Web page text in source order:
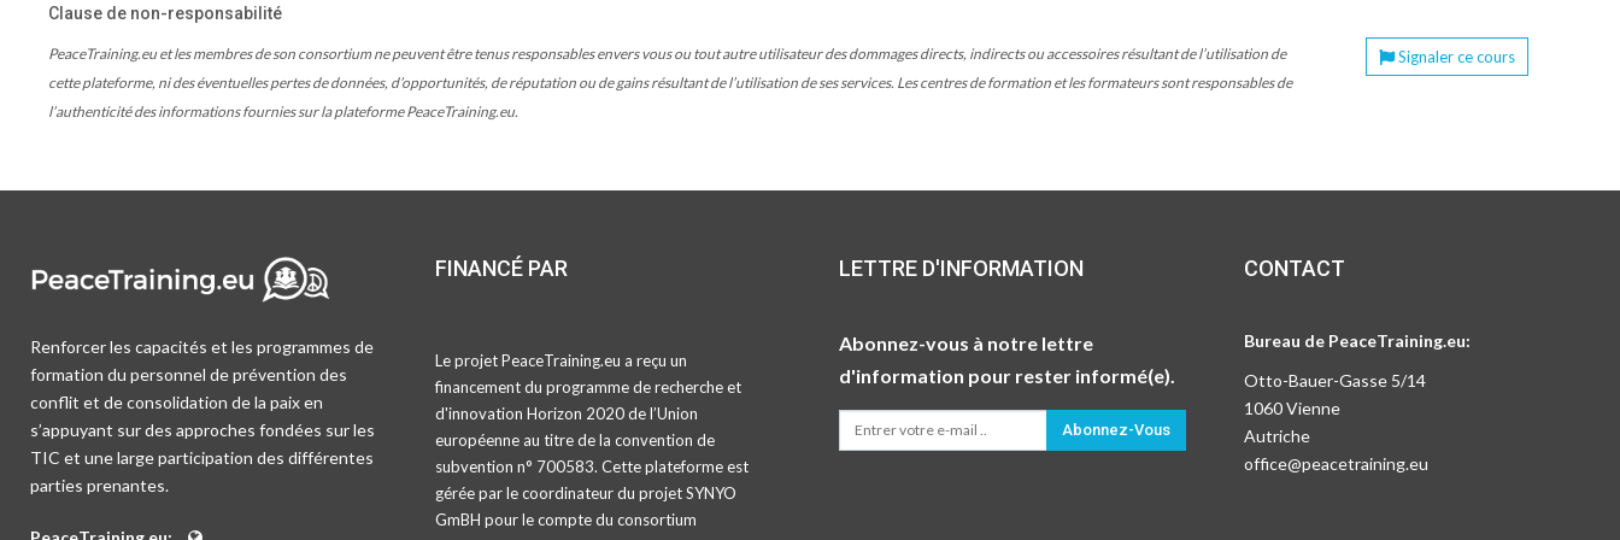
Clause de non-responsabilité
PeaceTraining.eu et les membres de son consortium ne peuvent être tenus responsables envers vous ou tout autre utilisateur des dommages directs, indirects ou accessoires résultant de l’utilisation de
cette plateforme, ni des éventuelles pertes de données, d’opportunités, de réputation ou de gains résultant de l’utilisation de ses services. Les centres de formation et les formateurs sont responsables de
l’authenticité des informations fournies sur la plateforme PeaceTraining.eu.
Signaler ce cours
Renforcer les capacités et les programmes de
formation du personnel de prévention des
conflit et de consolidation de la paix en
s’appuyant sur des approches fondées sur les
TIC et une large participation des différentes
parties prenantes.
FINANCÉ PAR
Le projet PeaceTraining.eu a reçu un
financement du programme de recherche et
d'innovation Horizon 2020 de l’Union
européenne au titre de la convention de
subvention n° 700583. Cette plateforme est
gérée par le coordinateur du projet SYNYO
GmBH pour le compte du consortium
LETTRE D'INFORMATION
Abonnez-vous à notre lettre
d'information pour rester informé(e).
Abonnez-Vous
CONTACT
Bureau de PeaceTraining.eu:
Otto-Bauer-Gasse 5/14
1060 Vienne
Autriche
office@peacetraining.eu